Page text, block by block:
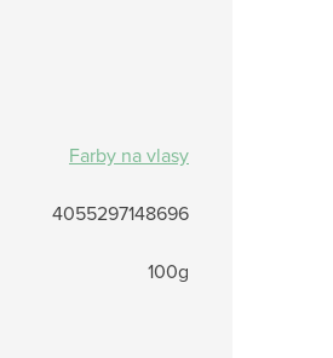
Farby na vlasy
4055297148696
100g